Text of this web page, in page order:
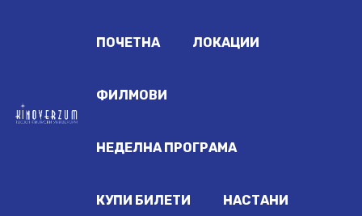
ПОЧЕТНА ЛОКАЦИИ
ФИЛМОВИ
НЕДЕЛНА ПРОГРАМА
КУПИ БИЛЕТИ НАСТАНИ